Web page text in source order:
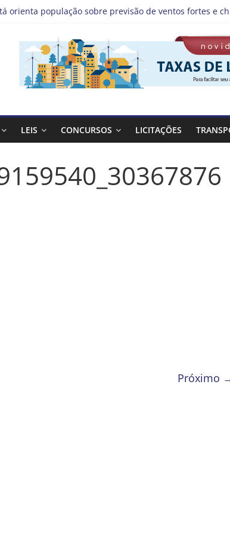
orienta população sobre previsão de ventos fortes e
de Agosto
de Guaratinguetá realiza mais uma edição do
o seguinte bairro neste sábado, (08)
LEIS CONCURSOS LICITAÇÕES
Próximo